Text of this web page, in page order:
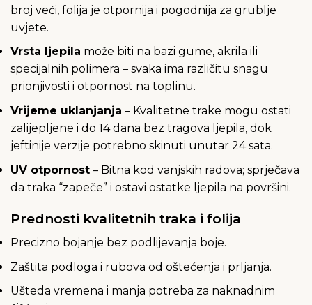
broj veći, folija je otpornija i pogodnija za grublje
uvjete.
Vrsta ljepila može biti na bazi gume, akrila ili
specijalnih polimera – svaka ima različitu snagu
prionjivosti i otpornost na toplinu.
Vrijeme uklanjanja – Kvalitetne trake mogu ostati
zalijepljene i do 14 dana bez tragova ljepila, dok
jeftinije verzije potrebno skinuti unutar 24 sata.
UV otpornost – Bitna kod vanjskih radova; sprječava
da traka “zapeče” i ostavi ostatke ljepila na površini.
Prednosti kvalitetnih traka i folija
Precizno bojanje bez podlijevanja boje.
Zaštita podloga i rubova od oštećenja i prljanja.
Ušteda vremena i manja potreba za naknadnim